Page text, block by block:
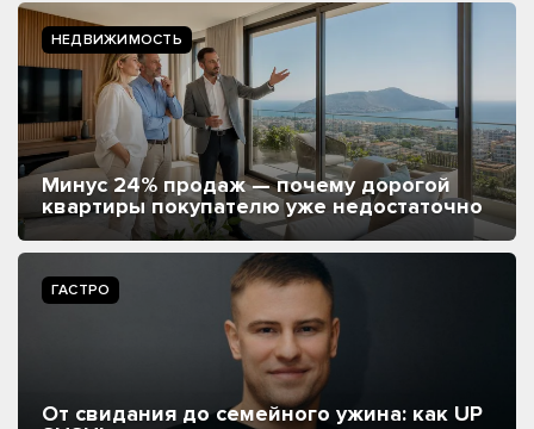
НЕДВИЖИМОСТЬ
Минус 24% продаж — почему дорогой
квартиры покупателю уже недостаточно
ГАСТРО
От свидания до семейного ужина: как UP